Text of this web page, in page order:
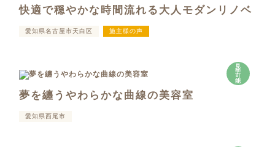
快適で穏やかな時間流れる大人モダンリノベ
愛知県名古屋市天白区 施主様の声
見
学
可
能
夢を纏うやわらかな曲線の美容室
愛知県西尾市